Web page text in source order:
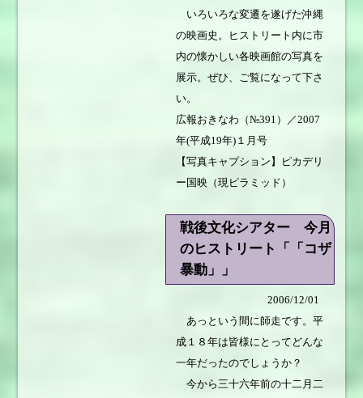
いろいろな変遷を遂げた沖縄
の映画史。ヒストリート内に市
内の懐かしい各映画館の写真を
展示。ぜひ、ご覧になって下さ
い。
広報おきなわ（№391）／2007
年(平成19年)１月号
【写真キャプション】ピカデリ
ー国映（現ピラミッド）
戦後文化シアター 今月
のヒストリート「「コザ
暴動」」
2006/12/01
あっという間に師走です。平
成１８年は皆様にとってどんな
一年だったのでしょうか？
今から三十六年前の十二月二